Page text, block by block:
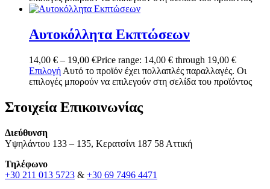
Αυτοκόλλητα Εκπτώσεων
14,00 € – 19,00 €Price range: 14,00 € through 19,00 €
Επιλογή Αυτό το προϊόν έχει πολλαπλές παραλλαγές. Οι
επιλογές μπορούν να επιλεγούν στη σελίδα του προϊόντος
Στοιχεία Επικοινωνίας
Διεύθυνση
Υψηλάντου 133 – 135, Κερατσίνι 187 58 Αττική
Τηλέφωνο
+30 211 013 5723 & +30 69 7496 4471